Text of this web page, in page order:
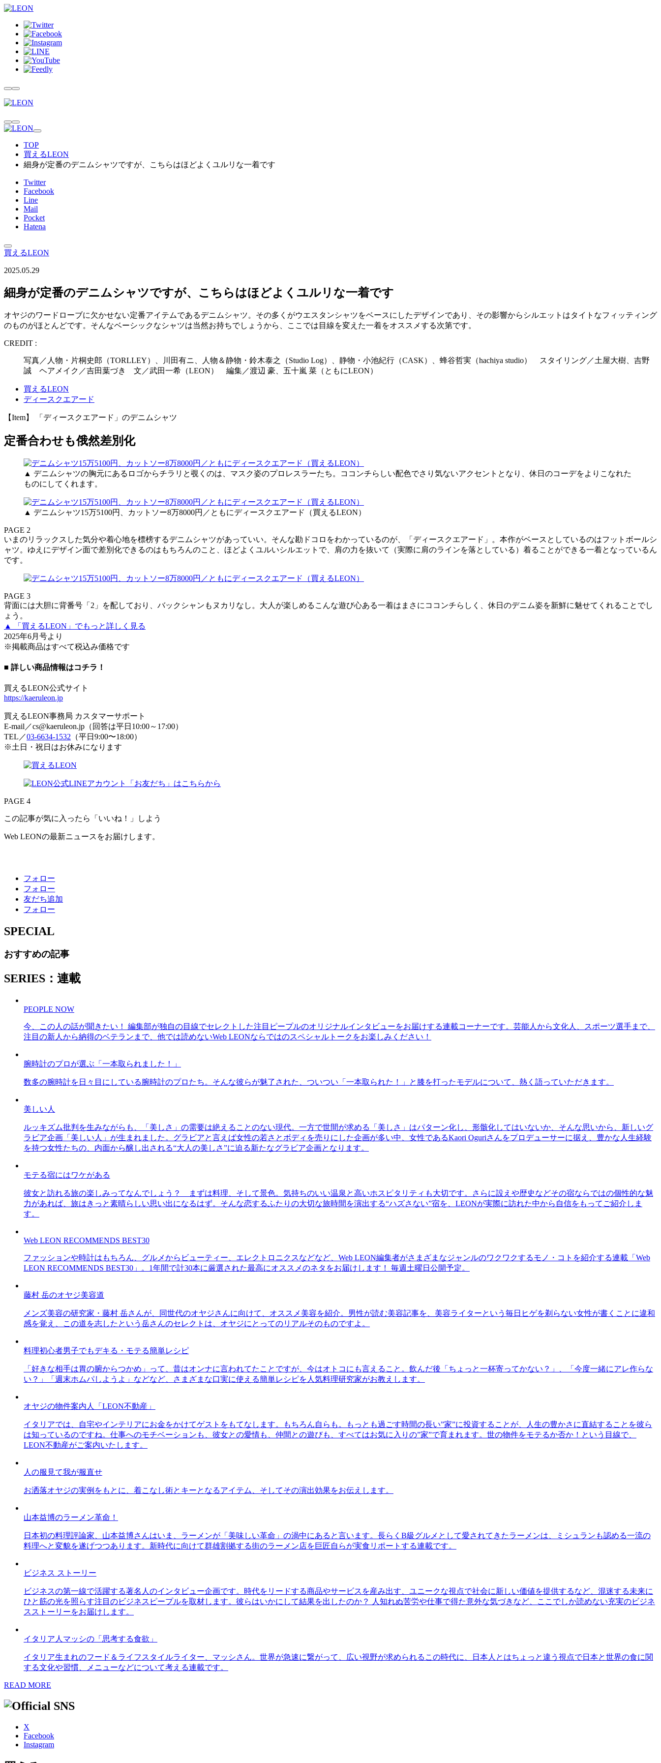
TOP
買えるLEON
細身が定番のデニムシャツですが、こちらはほどよくユルリな一着です
Twitter
Facebook
Line
Mail
Pocket
Hatena
買えるLEON
2025.05.29
細身が定番のデニムシャツですが、こちらはほどよくユルリな一着です
オヤジのワードローブに欠かせない定番アイテムであるデニムシャツ。その多くがウエスタンシャツをベースにしたデザインであり、その影響からシルエットはタイトなフィッティング
のものがほとんどです。そんなベーシックなシャツは当然お持ちでしょうから、ここでは目線を変えた一着をオススメする次第です。
CREDIT :
写真／人物・片桐史郎（TORLLEY）、川田有ニ、人物＆静物・鈴木泰之（Studio Log）、静物・小池紀行（CASK）、蜂谷哲実（hachiya studio） スタイリング／土屋大樹、吉野
誠 ヘアメイク／吉田葉づき 文／武田一希（LEON） 編集／渡辺 豪、五十嵐 菜（ともにLEON）
買えるLEON
ディースクエアード
【Item】 「ディースクエアード」のデニムシャツ
定番合わせも俄然差別化
▲ デニムシャツの胸元にあるロゴからチラリと覗くのは、マスク姿のプロレスラーたち。ココンチらしい配色でさり気ないアクセントとなり、休日のコーデをよりこなれた
ものにしてくれます。
▲ デニムシャツ15万5100円、カットソー8万8000円／ともにディースクエアード（買えるLEON）
PAGE 2
いまのリラックスした気分や着心地を標榜するデニムシャツがあっていい。そんな勘ドコロをわかっているのが、「ディースクエアード」。本作がベースとしているのはフットボールシ
ャツ。ゆえにデザイン面で差別化できるのはもちろんのこと、ほどよくユルいシルエットで、肩の力を抜いて（実際に肩のラインを落としている）着ることができる一着となっているん
です。
PAGE 3
背面には大胆に背番号「2」を配しており、バックシャンもヌカリなし。大人が楽しめるこんな遊び心ある一着はまさにココンチらしく、休日のデニム姿を新鮮に魅せてくれることでし
ょう。
▲ 「買えるLEON」でもっと詳しく見る
2025年6月号より
※掲載商品はすべて税込み価格です
■ 詳しい商品情報はコチラ！
買えるLEON公式サイト
https://kaeruleon.jp
買えるLEON事務局 カスタマーサポート
E-mail／cs@kaeruleon.jp（回答は平日10:00～17:00）
TEL／03-6634-1532 （平日9:00〜18:00）
※土日・祝日はお休みになります
PAGE 4
この記事が気に入ったら「いいね！」しよう
Web LEONの最新ニュースをお届けします。
フォロー
フォロー
友だち追加
フォロー
SPECIAL
おすすめの記事
SERIES：連載
PEOPLE NOW
今、この人の話が聞きたい！ 編集部が独自の目線でセレクトした注目ピープルのオリジナルインタビューをお届けする連載コーナーです。芸能人から文化人、スポーツ選手まで、
注目の新人から納得のベテランまで、他では読めないWeb LEONならではのスペシャルトークをお楽しみください！
腕時計のプロが選ぶ「一本取られました！」
数多の腕時計を日々目にしている腕時計のプロたち。そんな彼らが魅了された、ついつい「一本取られた！」と膝を打ったモデルについて、熱く語っていただきます。
美しい人
ルッキズム批判を生みながらも、「美しさ」の需要は絶えることのない現代。一方で世間が求める「美しさ」はパターン化し、形骸化してはいないか、そんな思いから、新しいグ
ラビア企画「美しい人」が生まれました。グラビアと言えば女性の若さとボディを売りにした企画が多い中、女性であるKaori Oguriさんをプロデューサーに据え、豊かな人生経験
を持つ女性たちの、内面から醸し出される“大人の美しさ”に迫る新たなグラビア企画となります。
モテる宿にはワケがある
彼女と訪れる旅の楽しみってなんでしょう？ まずは料理、そして景色。気持ちのいい温泉と高いホスピタリティも大切です。さらに設えや歴史などその宿ならではの個性的な魅
力があれば、旅はきっと素晴らしい思い出になるはず。そんな恋するふたりの大切な旅時間を演出する“ハズさない”宿を、LEONが実際に訪れた中から自信をもってご紹介しま
す。
Web LEON RECOMMENDS BEST30
ファッションや時計はもちろん、グルメからビューティー、エレクトロニクスなどなど、Web LEON編集者がさまざまなジャンルのワクワクするモノ・コトを紹介する連載「Web
LEON RECOMMENDS BEST30」。1年間で計30本に厳選された最高にオススメのネタをお届けします！ 毎週土曜日公開予定。
藤村 岳のオヤジ美容道
メンズ美容の研究家・藤村 岳さんが、同世代のオヤジさんに向けて、オススメ美容を紹介。男性が読む美容記事を、美容ライターという毎日ヒゲを剃らない女性が書くことに違和
感を覚え、この道を志したという岳さんのセレクトは、オヤジにとってのリアルそのものですよ。
料理初心者男子でもデキる・モテる簡単レシピ
「好きな相手は胃の腑からつかめ」って、昔はオンナに言われてたことですが、今はオトコにも言えること。飲んだ後「ちょっと一杯寄ってかない？」、「今度一緒にアレ作らな
い？」「週末ホムパしようよ」などなど、さまざまな口実に使える簡単レシピを人気料理研究家がお教えします。
オヤジの物件案内人「LEON不動産」
イタリアでは、自宅やインテリアにお金をかけてゲストをもてなします。もちろん自らも。もっとも過ごす時間の長い”家”に投資することが、人生の豊かさに直結することを彼ら
は知っているのですね。仕事へのモチベーションも、彼女との愛情も、仲間との遊びも、すべてはお気に入りの”家”で育まれます。世の物件をモテるか否か！という目線で、
LEON不動産がご案内いたします。
人の服見て我が服直せ
お洒落オヤジの実例をもとに、着こなし術とキーとなるアイテム、そしてその演出効果をお伝えします。
山本益博のラーメン革命！
日本初の料理評論家、山本益博さんはいま、ラーメンが「美味しい革命」の渦中にあると言います。長らくB級グルメとして愛されてきたラーメンは、ミシュランも認める一流の
料理へと変貌を遂げつつあります。新時代に向けて群雄割拠する街のラーメン店を巨匠自らが実食リポートする連載です。
ビジネス ストーリー
ビジネスの第一線で活躍する著名人のインタビュー企画です。時代をリードする商品やサービスを産み出す、ユニークな視点で社会に新しい価値を提供するなど、混迷する未来に
ひと筋の光を照らす注目のビジネスピープルを取材します。彼らはいかにして結果を出したのか？ 人知れぬ苦労や仕事で得た意外な気づきなど、ここでしか読めない充実のビジネ
スストーリーをお届けします。
イタリア人マッシの「思考する食欲」
イタリア生まれのフード＆ライフスタイルライター、マッシさん。世界が急速に繋がって、広い視野が求められるこの時代に、日本人とはちょっと違う視点で日本と世界の食に関
する文化や習慣、メニューなどについて考える連載です。
READ MORE
X
Facebook
Instagram